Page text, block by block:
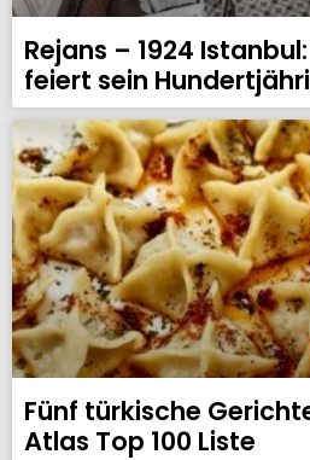
Rejans – 1924
feiert sein
Fünf türkische
Atlas Top 100 Liste